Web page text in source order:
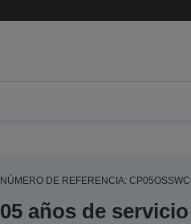
NÚMERO DE REFERENCIA:
05 años de